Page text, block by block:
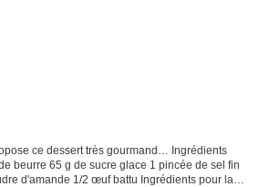
ce dessert très gourmand… Ingrédients
beurre 65 g de sucre glace 1 pincée de sel fin
d'amande 1/2 œuf battu Ingrédients pour la